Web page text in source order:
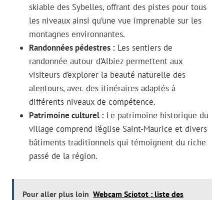
skiable des Sybelles, offrant des pistes pour tous
les niveaux ainsi qu’une vue imprenable sur les
montagnes environnantes.
Randonnées pédestres : Les sentiers de
randonnée autour d’Albiez permettent aux
visiteurs d’explorer la beauté naturelle des
alentours, avec des itinéraires adaptés à
différents niveaux de compétence.
Patrimoine culturel : Le patrimoine historique du
village comprend l’église Saint-Maurice et divers
bâtiments traditionnels qui témoignent du riche
passé de la région.
Pour aller plus loin Webcam Sciotot : liste des